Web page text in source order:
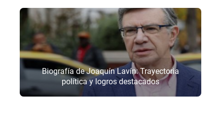
Biografía de Joaquín Lavín: Trayectoria
política y logros destacados